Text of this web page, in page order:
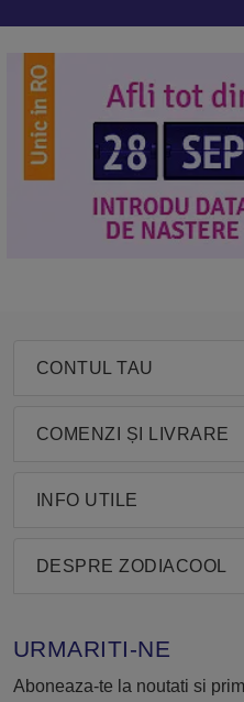
CONTUL TAU
COMENZI ȘI LIVRARE
INFO UTILE
DESPRE ZODIACOOL
URMARITI-NE
Aboneaza-te la noutati si